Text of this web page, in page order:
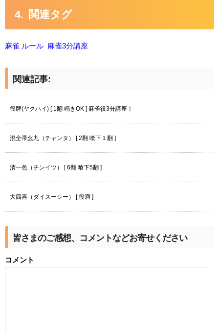
関連タグ
麻雀 ルール 麻雀3分講座
関連記事:
役牌(ヤクハイ) [ 1翻 鳴きOK ] 麻雀役3分講座！
混全帯幺九（チャンタ） [ 2翻 喰下１翻 ]
清一色（チンイツ） [ 6翻 喰下5翻 ]
大四喜（ダイスーシー） [ 役満 ]
皆さまのご感想、コメントなどお寄せください
コメント